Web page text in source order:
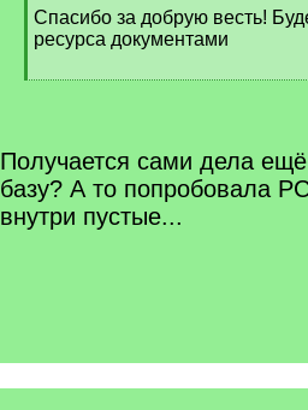
q
]
Спасибо за добрую весть!
ресурса документами
[
Получается сами дела
базу? А то попробовала
внутри пустые...